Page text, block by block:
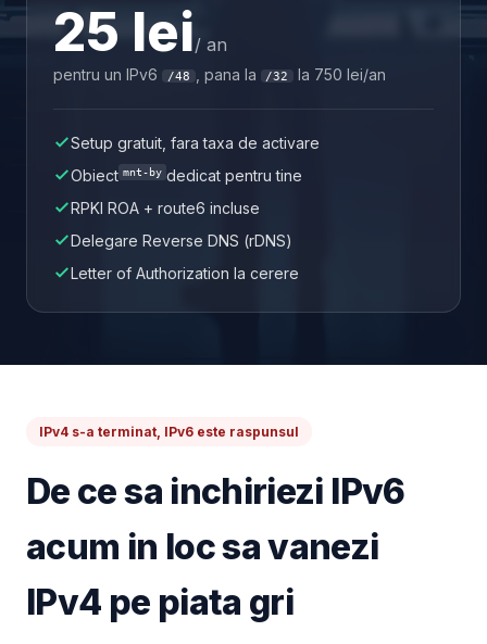
25 lei/ an
pentru un IPv6 /48 , pana la /32 la 750 lei/an
Setup gratuit, fara taxa de activare
Obiect mnt-by dedicat pentru tine
RPKI ROA + route6 incluse
Delegare Reverse DNS (rDNS)
Letter of Authorization la cerere
IPv4 s-a terminat, IPv6 este raspunsul
De ce sa inchiriezi IPv6
acum in loc sa vanezi
IPv4 pe piata gri